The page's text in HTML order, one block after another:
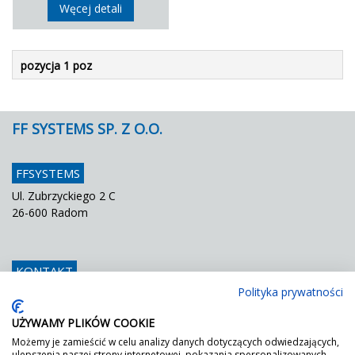
Węcej detali
pozycja 1 poz
FF SYSTEMS SP. Z O.O.
FFSYSTEMS
Ul. Zubrzyckiego 2 C
26-600 Radom
KONTAKT
Fax
E mail
info@ffsystems.pl
Polityka prywatności
UŻYWAMY PLIKÓW COOKIE
Możemy je zamieścić w celu analizy danych dotyczących odwiedzających,